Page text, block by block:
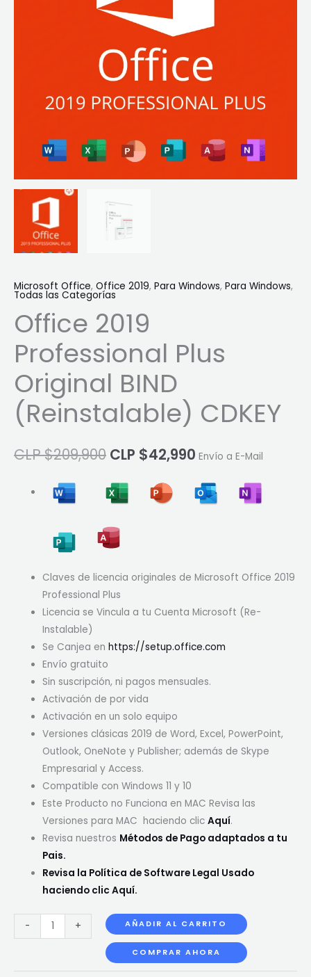
Microsoft Office, Office 2019, Para Windows, Para Windows,
Todas las Categorías
Office 2019
Professional Plus
Original BIND
(Reinstalable) CDKEY
CLP $209,900 CLP $42,990 Envío a E-Mail
Claves de licencia originales de Microsoft Office 2019
Professional Plus
Licencia se Vincula a tu Cuenta Microsoft (Re-
Instalable)
Se Canjea enhttps://setup.office.com
Envío gratuito
Sin suscripción, ni pagos mensuales.
Activación de por vida
Activación en un solo equipo
Versiones clásicas 2019 de Word, Excel, PowerPoint,
Outlook, OneNote y Publisher; además de Skype
Empresarial y Access.
Compatible con Windows 11 y 10
Este Producto no Funciona en MAC Revisa las
Versiones para MAC haciendo clicAquí.
Revisa nuestros Métodos de Pago adaptados a tu
Pais.
Revisa la Política de Software Legal Usado
haciendo clic Aquí.
- + AÑADIR AL CARRITO
COMPRAR AHORA